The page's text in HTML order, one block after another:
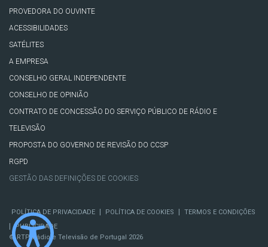
PROVEDORA DO OUVINTE
ACESSIBILIDADES
SATÉLITES
A EMPRESA
CONSELHO GERAL INDEPENDENTE
CONSELHO DE OPINIÃO
CONTRATO DE CONCESSÃO DO SERVIÇO PÚBLICO DE RÁDIO E
TELEVISÃO
PROPOSTA DO GOVERNO DE REVISÃO DO CCSP
RGPD
GESTÃO DAS DEFINIÇÕES DE COOKIES
POLÍTICA DE PRIVACIDADE POLÍTICA DE COOKIES TERMOS E CONDIÇÕES
PUBLICIDADE
© RTP, Rádio e Televisão de Portugal 2026